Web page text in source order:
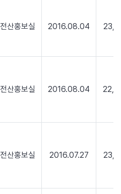
전산홍보실 2016.08.04
전산홍보실 2016.08.04
전산홍보실 2016.07.27